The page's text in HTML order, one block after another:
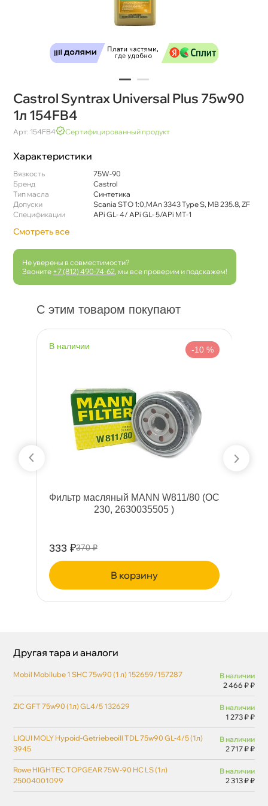
Castrol Syntrax Universal Plus 75w90
1л 154FB4
Арт: 154FB4 Сертифицированный продукт
Характеристики
язкость
75W-90
Бренд
Castrol
Тип масла
Синтетика
Допуски
Scania STO 1:0,MAn 3343 Type S, MB 235.8, ZF
Спецификации
APi GL- 4/ APi GL- 5/APi MT-1
Смотреть все
Не уверены в совместимости?
Звоните +7 (812) 490-74-62 , мы все проверим и подскажем!
С этим товаром покупают
наличии -10 %
Фильтр масляный MANN W811/80 (OC
230, 2630035505 )
333 ₽370 ₽
корзину
Другая тара и аналоги
Mobil Mobilube 1 SHC 75w90 (1 л) 152659/157287
наличии
2 466 ₽ ₽
ZIC GFT 75w90 (1л) GL4/5 132629
наличии
1 273 ₽ ₽
LIQUI MOLY Hypoid-Getriebeoill TDL 75w90 GL-4/5 (1л)
3945
наличии
2 717 ₽ ₽
Rowe HIGHTEC TOPGEAR 75W-90 HC LS (1л)
25004001099
наличии
2 313 ₽ ₽